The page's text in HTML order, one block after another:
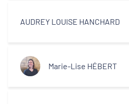
AUDREY LOUISE HANCHARD
Marie-Lise HÉBERT